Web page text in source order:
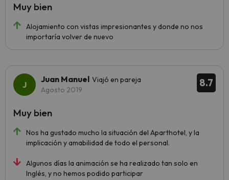
Alojamiento con vistas impresionantes y donde no nos
importaría volver de nuevo
Muy bien
8.7
Juan Manuel Viajó en pareja
Agosto 2019
Nos ha gustado mucho la situación del Aparthotel, y la
implicación y amabilidad de todo el personal.
Algunos días la animación se ha realizado tan solo en
Inglés, y no hemos podido participar
Muy bien